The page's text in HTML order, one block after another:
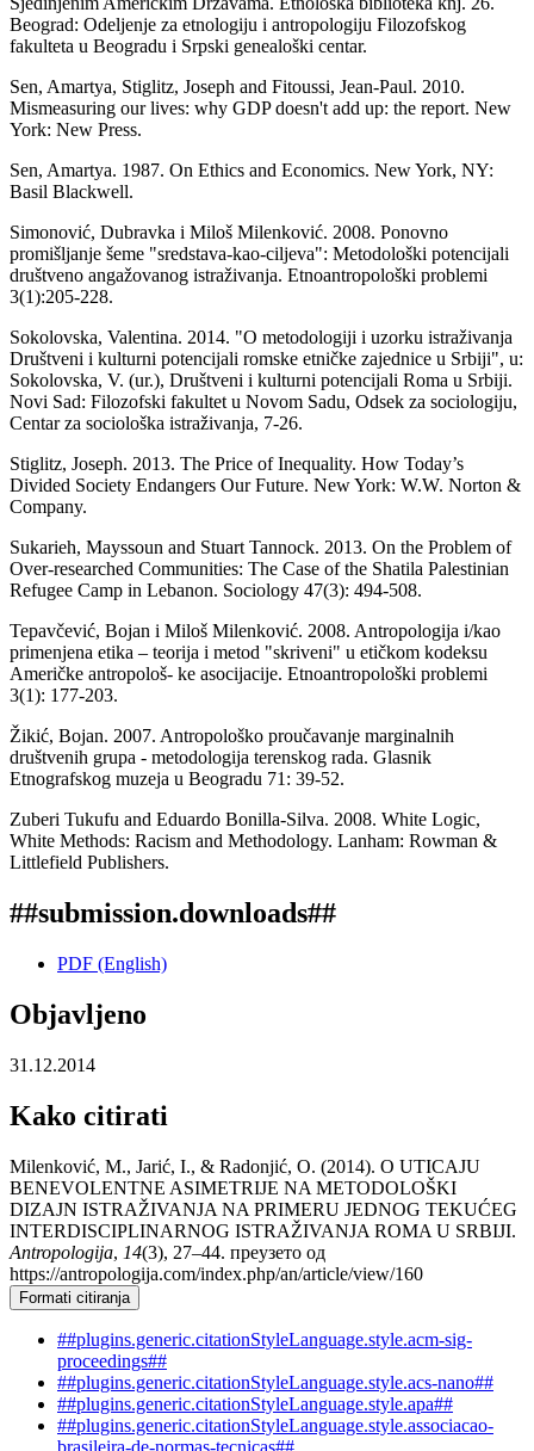
Beograd: Odeljenje za etnologiju i antropologiju Filozofskog
fakulteta u Beogradu i Srpski genealoški centar.
Sen, Amartya, Stiglitz, Joseph and Fitoussi, Jean-Paul. 2010.
Mismeasuring our lives: why GDP doesn't add up: the report. New
York: New Press.
Sen, Amartya. 1987. On Ethics and Economics. New York, NY:
Basil Blackwell.
Simonović, Dubravka i Miloš Milenković. 2008. Ponovno
promišljanje šeme "sredstava-kao-ciljeva": Metodološki potencijali
društveno angažovanog istraživanja. Etnoantropološki problemi
3(1):205-228.
Sokolovska, Valentina. 2014. "O metodologiji i uzorku istraživanja
Društveni i kulturni potencijali romske etničke zajednice u Srbiji", u:
Sokolovska, V. (ur.), Društveni i kulturni potencijali Roma u Srbiji.
Novi Sad: Filozofski fakultet u Novom Sadu, Odsek za sociologiju,
Centar za sociološka istraživanja, 7-26.
Stiglitz, Joseph. 2013. The Price of Inequality. How Today’s
Divided Society Endangers Our Future. New York: W.W. Norton &
Company.
Sukarieh, Mayssoun and Stuart Tannock. 2013. On the Problem of
Over-researched Communities: The Case of the Shatila Palestinian
Refugee Camp in Lebanon. Sociology 47(3): 494-508.
Tepavčević, Bojan i Miloš Milenković. 2008. Antropologija i/kao
primenjena etika – teorija i metod "skriveni" u etičkom kodeksu
Američke antropološ- ke asocijacije. Etnoantropološki problemi
3(1): 177-203.
Žikić, Bojan. 2007. Antropološko proučavanje marginalnih
društvenih grupa - metodologija terenskog rada. Glasnik
Etnografskog muzeja u Beogradu 71: 39-52.
Zuberi Tukufu and Eduardo Bonilla-Silva. 2008. White Logic,
White Methods: Racism and Methodology. Lanham: Rowman &
Littlefield Publishers.
##submission.downloads##
PDF (English)
Objavljeno
31.12.2014
Kako citirati
Milenković, M., Jarić, I., & Radonjić, O. (2014). O UTICAJU
BENEVOLENTNE ASIMETRIJE NA METODOLOŠKI
DIZAJN ISTRAŽIVANJA NA PRIMERU JEDNOG TEKUĆEG
INTERDISCIPLINARNOG ISTRAŽIVANJA ROMA U SRBIJI.
Antropologija, 14(3), 27–44. преузето од
https://antropologija.com/index.php/an/article/view/160
Formati citiranja
##plugins.generic.citationStyleLanguage.style.acm-sig-
proceedings##
##plugins.generic.citationStyleLanguage.style.acs-nano##
##plugins.generic.citationStyleLanguage.style.apa##
##plugins.generic.citationStyleLanguage.style.associacao-
brasileira-de-normas-tecnicas##